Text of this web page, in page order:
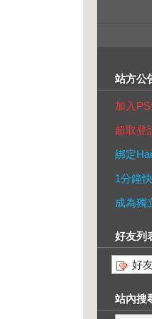
站方公
加入
超取登
綁定
1分鐘
成為獨
好友列
好
站內搜